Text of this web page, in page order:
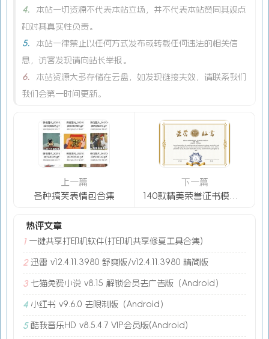
4.
本站一切资源不代表本站立场，并不代表本站赞同其观点
和对其真实性负责。
5.
本站一律禁止以任何方式发布或转载任何违法的相关信
息，访客发现请向站长举报。
6.
本站资源大多存储在云盘，如发现链接失效，请联系我们
我们会第一时间更新。
上一篇
各种搞笑表情包合集
下一篇
热评文章
1 一键共享打印机软件(打印机共享修复工具合集)
2 迅雷 v12.4.11.3980 舒爽版/v12.4.11.3980 精简版
3 七猫免费小说 v8.15 解锁会员去广告版（Android）
4 小红书 v9.6.0 去限制版（Android）
5 酷我音乐HD v8.5.4.7 VIP会员版(Android)